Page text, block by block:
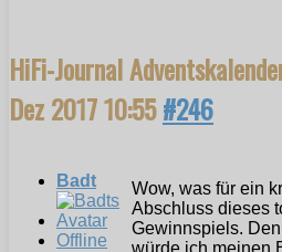
HiFi-Journal
Dez 2017 10:55#246
Badt
Offline
Wow, was für ein
Abschluss dieses
Gewinnspiels.